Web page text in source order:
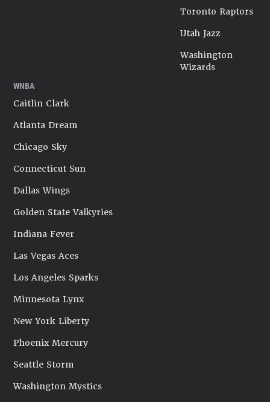
Toronto Raptors
Utah Jazz
Washington
Wizards
WNBA
Caitlin Clark
Atlanta Dream
Chicago Sky
Connecticut Sun
Dallas Wings
Golden State Valkyries
Indiana Fever
Las Vegas Aces
Los Angeles Sparks
Minnesota Lynx
New York Liberty
Phoenix Mercury
Seattle Storm
Washington Mystics